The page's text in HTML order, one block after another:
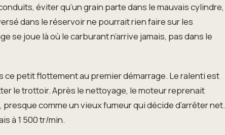
éviter qu’un grain parte dans le mauvais cylindre,
dans le réservoir ne pourrait rien faire sur les
se joue là où le carburant n’arrive jamais, pas dans le
ce petit flottement au premier démarrage. Le ralenti est
le trottoir. Après le nettoyage, le moteur reprenait
comme un vieux fumeur qui décide d’arrêter net.
à 1 500 tr/min.